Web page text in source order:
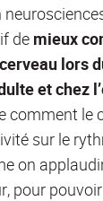
de mieux
lors
et chez
comment le
sur le
on
pour